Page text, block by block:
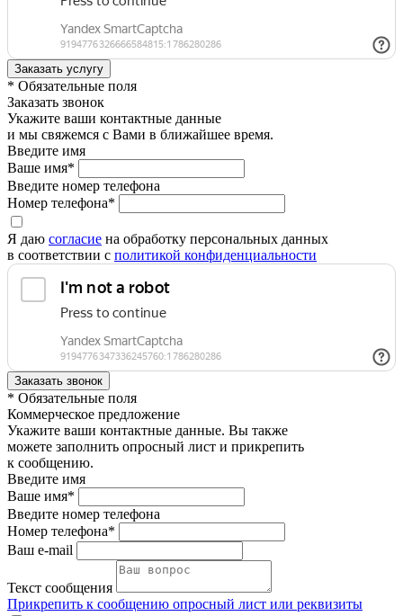
* Обязательные поля
Заказать звонок
Укажите ваши контактные данные
и мы свяжемся с Вами в ближайшее время.
Введите имя
Ваше имя*
Введите номер телефона
Номер телефона*
Я даю согласие на обработку персональных данных
в соответствии с политикой конфиденциальности
* Обязательные поля
Коммерческое предложение
Укажите ваши контактные данные. Вы также
можете заполнить опросный лист и прикрепить
к сообщению.
Введите имя
Ваше имя*
Введите номер телефона
Номер телефона*
Ваш e-mail
Текст сообщения
Прикрепить к сообщению опросный лист или реквизиты